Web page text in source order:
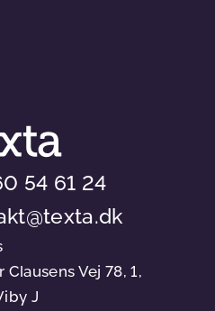
54 61 24
Clausens Vej 78, 1,
J